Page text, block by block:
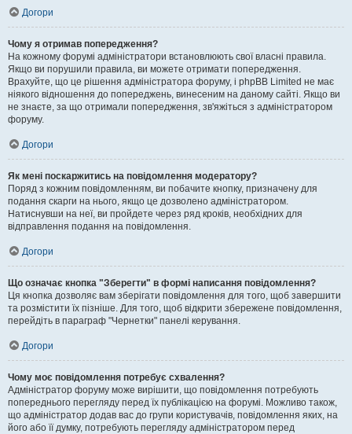
Догори
Чому я отримав попередження?
На кожному форумі адміністратори встановлюють свої власні правила.
Якщо ви порушили правила, ви можете отримати попередження.
Врахуйте, що це рішення адміністратора форуму, і phpBB Limited не має
ніякого відношення до попереджень, винесеним на даному сайті. Якщо ви
не знаєте, за що отримали попередження, зв'яжіться з адміністратором
форуму.
Догори
Як мені поскаржитись на повідомлення модератору?
Поряд з кожним повідомленням, ви побачите кнопку, призначену для
подання скарги на нього, якщо це дозволено адміністратором.
Натиснувши на неї, ви пройдете через ряд кроків, необхідних для
відправлення подання на повідомлення.
Догори
Що означає кнопка "Зберегти" в формі написання повідомлення?
Ця кнопка дозволяє вам зберігати повідомлення для того, щоб завершити
та розмістити їх пізніше. Для того, щоб відкрити збережене повідомлення,
перейдіть в параграф "Чернетки" панелі керування.
Догори
Чому моє повідомлення потребує схвалення?
Адміністратор форуму може вирішити, що повідомлення потребують
попереднього перегляду перед їх публікацією на форумі. Можливо також,
що адміністратор додав вас до групи користувачів, повідомлення яких, на
його або її думку, потребують перегляду адміністратором перед